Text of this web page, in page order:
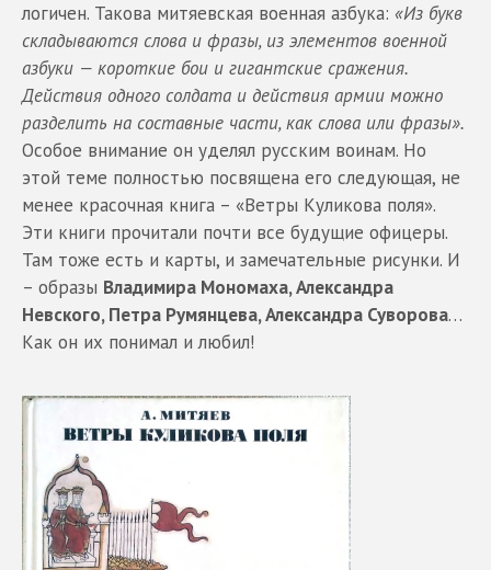
логичен. Такова митяевская военная азбука: «Из букв
складываются слова и фразы, из элементов военной
азбуки — короткие бои и гигантские сражения.
Действия одного солдата и действия армии можно
разделить на составные части, как слова или фразы».
Особое внимание он уделял русским воинам. Но
этой теме полностью посвящена его следующая, не
менее красочная книга – «Ветры Куликова поля».
Эти книги прочитали почти все будущие офицеры.
Там тоже есть и карты, и замечательные рисунки. И
– образы Владимира Мономаха, Александра
Невского, Петра Румянцева, Александра Суворова…
Как он их понимал и любил!